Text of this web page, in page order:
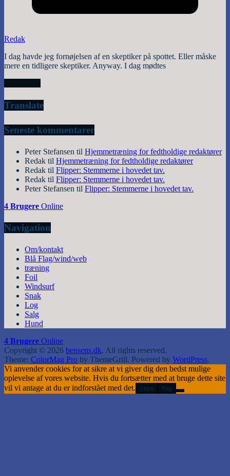
Redak
I dag havde jeg fornøjelsen af en skeptiker på spottet. Eller måske
mere en tidligere skeptiker. Anyway. I dag mødtes
Translate
Seneste kommentarer
Peter Stefansen til Hjemmetræning for fedtholdige redaktører
Redak til Hjemmetræning for fedtholdige redaktører
Redak til Flipper: Stemmerne i hovedet tav.
Redak til Flipper: Stemmerne i hovedet tav.
Peter Stefansen til Flipper: Stemmerne i hovedet tav.
4 Brugere Online
Navigation
Om/kontakt
Blå Flag/wind/web
træning
Foil
Windsurf
Snak
Log
Salg
Hund
4 Brugere Online
Copyright © 2026 bensens.dk. All rights reserved.
Theme: ColorMag Pro by ThemeGrill. Powered by WordPress.
Vi anvender cookies for at sikre at vi giver dig den bedst mulige
oplevelse af vores website. Hvis du fortsætter med at bruge dette site
vil vi antage at du er indforstået med det. Jeps Nej